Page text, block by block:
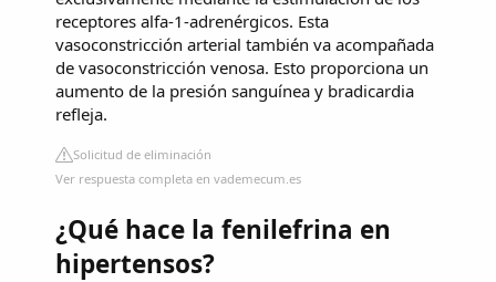
receptores alfa-1-adrenérgicos. Esta
vasoconstricción arterial también va acompañada
de vasoconstricción venosa. Esto proporciona un
aumento de la presión sanguínea y bradicardia
refleja.
Solicitud de eliminación
Ver respuesta completa en vademecum.es
¿Qué hace la fenilefrina en
hipertensos?